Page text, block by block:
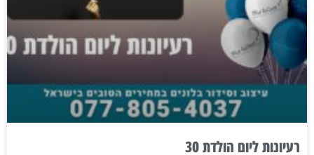
רעיונות ליום הולדת 30